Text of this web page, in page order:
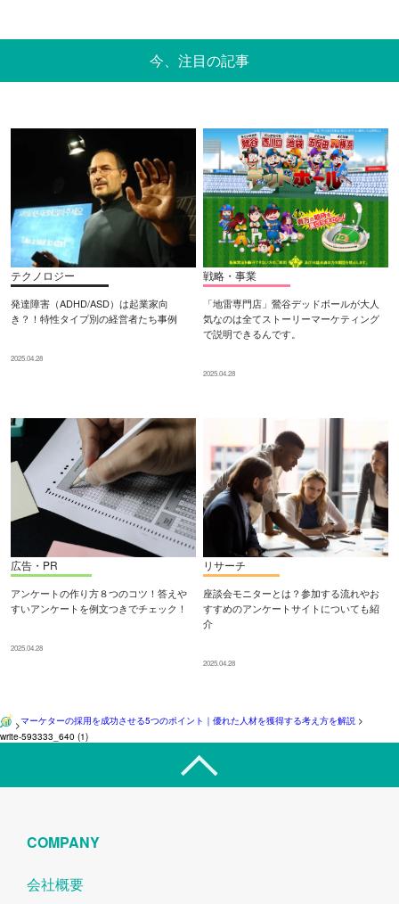
今、注目の記事
テクノロジー
発達障害（ADHD/ASD）は起業家向
き？！特性タイプ別の経営者たち事例
2025.04.28
戦略・事業
「地雷専門店」鶯谷デッドボールが大人
気なのは全てストーリーマーケティング
で説明できるんです。
2025.04.28
広告・PR
アンケートの作り方８つのコツ！答えや
すいアンケートを例文つきでチェック！
2025.04.28
リサーチ
座談会モニターとは？参加する流れやお
すすめのアンケートサイトについても紹
介
2025.04.28
>マーケターの採用を成功させる5つのポイント｜優れた人材を獲得する考え方を解説 >
write-593333_640 (1)
COMPANY
会社概要